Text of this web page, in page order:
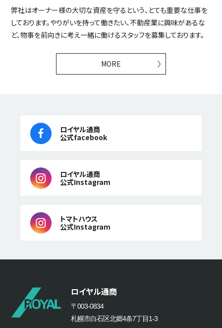
弊社はオーナー様の大切な資産を守るという、とても重要な仕事を
しております。やりがいを持って働きたい、不動産業に興味があるな
ど、物事を前向きに考え一緒に働けるスタッフを募集しております。
MORE
ロイヤル通商
公式facebook
ロイヤル通商
公式Instagram
トマトハウス
公式Instagram
ロイヤル通商
〒003-0834
札幌市白石区北郷4条7丁目1-3